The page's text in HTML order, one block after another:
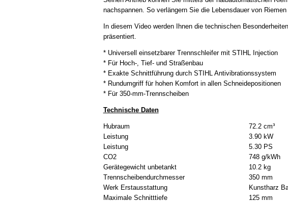
nachspannen. So verlängern Sie die Lebensdauer von Riemen
In diesem Video werden Ihnen die technischen
präsentiert.
* Universell einsetzbarer Trennschleifer mit STIHL Injection
* Für Hoch-, Tief- und Straßenbau
* Exakte Schnittführung durch STIHL Antivibrationssystem
* Rundumgriff für hohen Komfort in allen Schneidepositionen
* Für 350-mm-Trennscheiben
Technische Daten
Hubraum
72.2 cm³
Leistung
3.90 kW
Leistung
5.30 PS
CO2
748 g/kWh
Gerätegewicht unbetankt
10.2 kg
Trennscheibendurchmesser
350 mm
Werk Erstausstattung
Kunstharz
Maximale Schnitttiefe
125 mm